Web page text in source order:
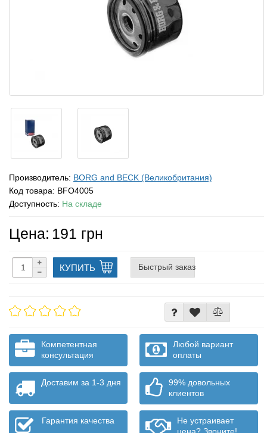
Производитель: BORG and BECK (Великобритания)
Код товара: BFO4005
Доступность: На складе
Цена: 191 грн
КУПИТЬ Быстрый заказ
Компетентная
консультация
Любой вариант
оплаты
Доставим за 1-3 дня
99% довольных
клиентов
Гарантия качества
Не устраивает